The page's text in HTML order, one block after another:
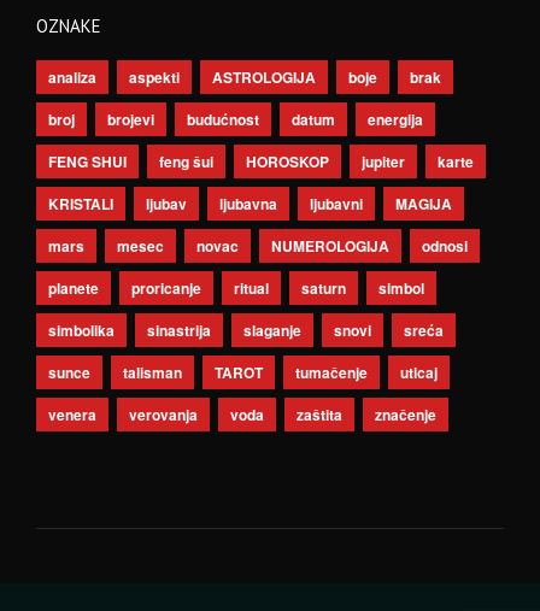
OZNAKE
analiza aspekti ASTROLOGIJA boje
brak
broj
brojevi budućnost datum
energija
FENG SHUI
feng šui HOROSKOP jupiter
karte
KRISTALI
ljubav ljubavna ljubavni
MAGIJA
mars
mesec novac NUMEROLOGIJA
odnosi
planete
proricanje ritual saturn
simbol
simbolika
sinastrija slaganje snovi
sreća
sunce
talisman TAROT tumačenje
uticaj
venera
verovanja voda zaštita značenje